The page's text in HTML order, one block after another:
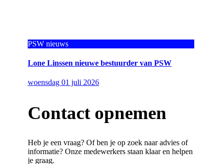
PSW nieuws
Lone Linssen nieuwe bestuurder van PSW
woensdag 01 juli 2026
Contact opnemen
Heb je een vraag? Of ben je op zoek naar advies of
informatie? Onze medewerkers staan klaar en helpen
je graag.